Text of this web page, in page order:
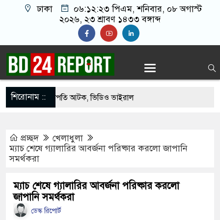
ঢাকা ০৬:১২:২৪ পিএম, শনিবার, ০৮ অগাস্ট ২০২৬,
২৩ শ্রাবণ ১৪৩৩ বঙ্গাব্দ
শিরোনাম ::
যুবদল সভাপতি আটক, ভিডিও ভাইরাল
দিলেন জামায়াত বহিষ্কাকৃত গাজী নজরুলের ১২
দায়ী থাকবে জামায়াত-এনসিপি: রাশেদ খাঁন
হারিয়েছে বর্তমান সরকার: নাহিদ ইসলাম
প্রচ্ছদ
খেলাধুলা
ম্যাচ শেষে গ্যালারির আবর্জনা পরিষ্কার করলো জাপানি
সমর্থকরা
ম্যাচ শেষে গ্যালারির আবর্জনা পরিষ্কার করলো
জাপানি সমর্থকরা
ডেস্ক রিপোর্ট